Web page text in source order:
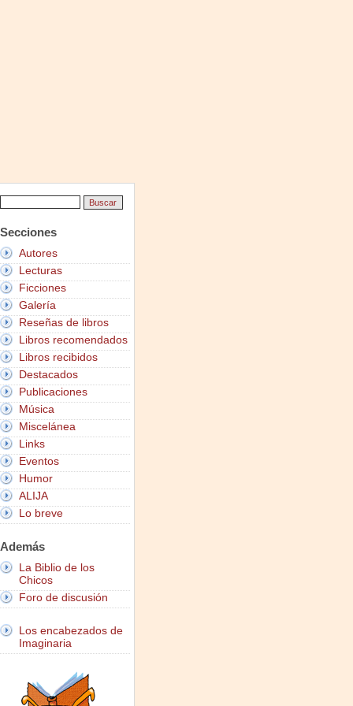
Secciones
Autores
Lecturas
Ficciones
Galería
Reseñas de libros
Libros recomendados
Libros recibidos
Destacados
Publicaciones
Música
Miscelánea
Links
Eventos
Humor
ALIJA
Lo breve
Además
La Biblio de los
Chicos
Foro de discusión
Los encabezados de
Imaginaria